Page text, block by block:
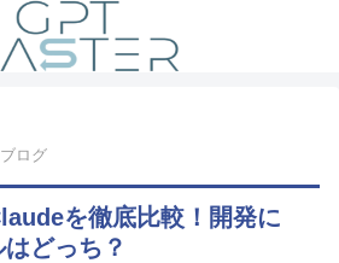
ログ
を徹底比較！開発に
どっち？